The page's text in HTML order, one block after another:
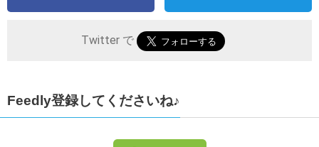
Twitter で
Feedly登録してくださいね♪